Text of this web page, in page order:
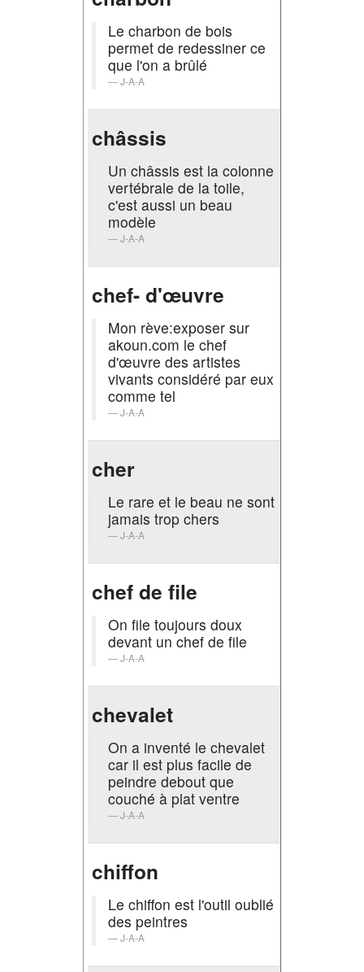
Le charbon de bois
permet de redessiner ce
que l'on a brûlé
J-A-A
châssis
Un châssis est la colonne
vertébrale de la toile,
c'est aussi un beau
modèle
J-A-A
chef- d'œuvre
Mon rève:exposer sur
akoun.com le chef
d'œuvre des artistes
vivants considéré par eux
comme tel
J-A-A
cher
Le rare et le beau ne sont
jamais trop chers
J-A-A
chef de file
On file toujours doux
devant un chef de file
J-A-A
chevalet
On a inventé le chevalet
car il est plus facile de
peindre debout que
couché à plat ventre
J-A-A
chiffon
Le chiffon est l'outil oublié
des peintres
J-A-A